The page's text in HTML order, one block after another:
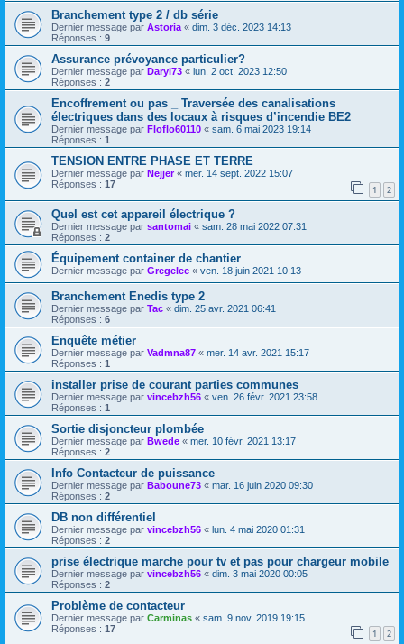
Branchement type 2 / db série
Dernier message par Astoria « dim. 3 déc. 2023 14:13
Réponses : 9
Assurance prévoyance particulier?
Dernier message par Daryl73 « lun. 2 oct. 2023 12:50
Réponses : 2
Encoffrement ou pas _ Traversée des canalisations
électriques dans des locaux à risques d’incendie BE2
Dernier message par Floflo60110 « sam. 6 mai 2023 19:14
Réponses : 1
TENSION ENTRE PHASE ET TERRE
Dernier message par Nejjer« mer. 14 sept. 2022 15:07
Réponses : 17 1 2
Quel est cet appareil électrique ?
Dernier message par santomai « sam. 28 mai 2022 07:31
Réponses : 2
Équipement container de chantier
Dernier message par Gregelec « ven. 18 juin 2021 10:13
Branchement Enedis type 2
Dernier message par Tac « dim. 25 avr. 2021 06:41
Réponses : 6
Enquête métier
Dernier message par Vadmna87 « mer. 14 avr. 2021 15:17
Réponses : 1
installer prise de courant parties communes
Dernier message par vincebzh56 « ven. 26 févr. 2021 23:58
Réponses : 1
Sortie disjoncteur plombée
Dernier message par Bwede « mer. 10 févr. 2021 13:17
Réponses : 2
Info Contacteur de puissance
Dernier message par Baboune73 « mar. 16 juin 2020 09:30
Réponses : 2
DB non différentiel
Dernier message par vincebzh56 « lun. 4 mai 2020 01:31
Réponses : 2
prise électrique marche pour tv et pas pour chargeur mobile
Dernier message par vincebzh56 « dim. 3 mai 2020 00:05
Réponses : 2
Problème de contacteur
Dernier message par Carminas « sam. 9 nov. 2019 19:15
Réponses : 17 1 2